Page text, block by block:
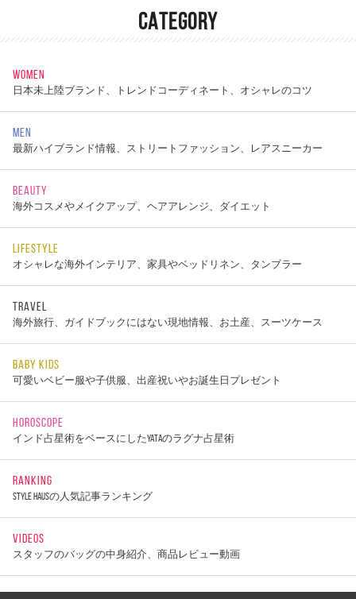
CATEGORY
WOMEN
日本未上陸ブランド、トレンドコーディネート、オシャレのコツ
MEN
最新ハイブランド情報、ストリートファッション、レアスニーカー
BEAUTY
海外コスメやメイクアップ、ヘアアレンジ、ダイエット
LIFESTYLE
オシャレな海外インテリア、家具やベッドリネン、タンブラー
TRAVEL
海外旅行、ガイドブックにはない現地情報、お土産、スーツケース
BABY KIDS
可愛いベビー服や子供服、出産祝いやお誕生日プレゼント
HOROSCOPE
インド占星術をベースにしたYATAのラグナ占星術
RANKING
STYLE HAUSの人気記事ランキング
VIDEOS
スタッフのバッグの中身紹介、商品レビュー動画